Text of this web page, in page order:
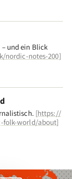
– und ein Blick
nordic-notes-200]
[https://
folk-world/about]